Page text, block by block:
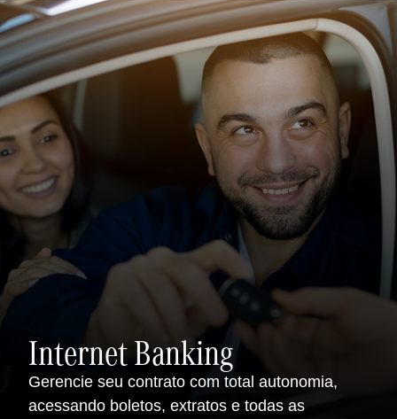
Internet Banking
Gerencie seu contrato com total autonomia,
acessando boletos, extratos e todas as